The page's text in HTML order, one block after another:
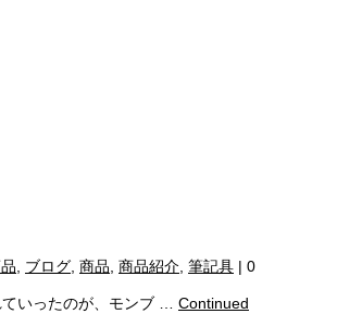
ブログ 商品 商品紹介 筆記具 | 0
いったのが、モンブ … Continued